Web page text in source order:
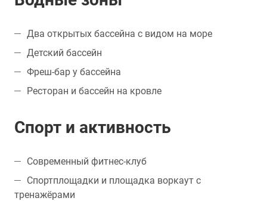
Два открытых бассейна с видом на море
Детский бассейн
Фреш-бар у бассейна
Ресторан и бассейн на кровле
Спорт и активность
Современный фитнес-клуб
Спортплощадки и площадка воркаут с
тренажёрами